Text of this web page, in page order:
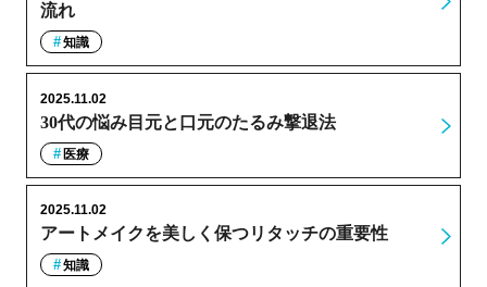
流れ
知識
30代の悩み目元と口元のたるみ撃退法
2025.11.02
医療
アートメイクを美しく保つリタッチの重要性
2025.11.02
知識